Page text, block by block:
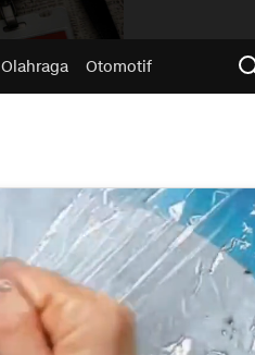
Olahraga Otomotif